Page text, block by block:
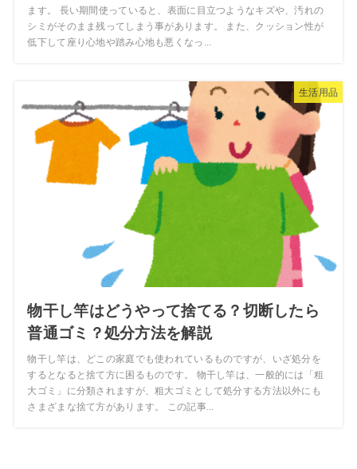
ます。 長い期間使っていると、表面に目立つようなキズや、汚れの
シミがそのまま残ってしまう事があります。 また、クッション性が
低下して座り心地や踏み心地も悪くなっ...
生活用品
物干し竿はどうやって捨てる？切断したら
普通ゴミ？処分方法を解説
物干し竿は、どこの家庭でも使われているものですが、いざ処分を
するとなると捨て方に困るものです。 物干し竿は、一般的には「粗
大ゴミ」に分類されますが、粗大ゴミとして処分する方法以外にも
さまざまな捨て方があります。 この記事...